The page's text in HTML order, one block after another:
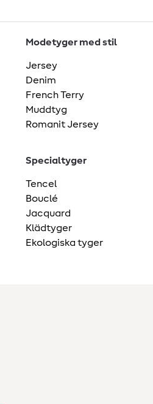
Modetyger med stil
Jersey
Denim
French Terry
Muddtyg
Romanit Jersey
Specialtyger
Tencel
Bouclé
Jacquard
Klädtyger
Ekologiska tyger